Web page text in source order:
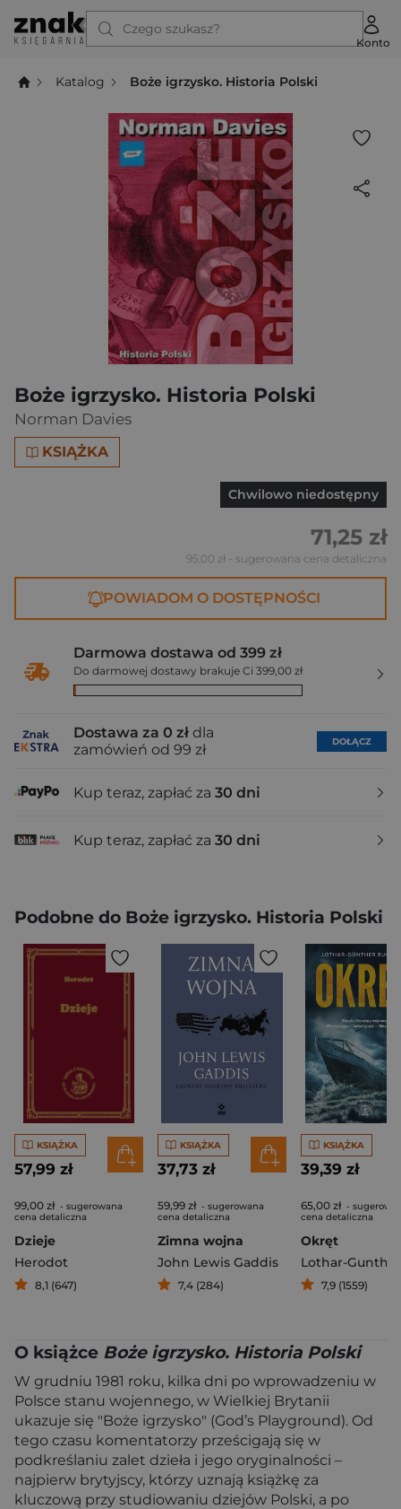
Czego szukasz?
Konto
Katalog Boże igrzysko. Historia Polski
Boże igrzysko. Historia Polski
Norman Davies
KSIĄŻKA
Chwilowo niedostępny
71,25 zł
95,00 zł - sugerowana cena detaliczna
POWIADOM O DOSTĘPNOŚCI
Darmowa dostawa od 399 zł
Do darmowej dostawy brakuje Ci 399,00 zł
Dostawa za 0 zł dla
zamówień od 99 zł
DOŁĄCZ
Kup teraz, zapłać za 30 dni
Kup teraz, zapłać za 30 dni
Podobne do Boże igrzysko. Historia Polski
KSIĄŻKA
57,99 zł
99,00 zł - sugerowana
cena detaliczna
Dzieje
Herodot
8,1 (647)
KSIĄŻKA
37,73 zł
59,99 zł - sugerowana
cena detaliczna
Zimna wojna
John Lewis Gaddis
7,4 (284)
KSIĄŻKA
39,39 zł
65,00 zł -
cena detaliczna
Okręt
7,9 (1559)
O książce Boże igrzysko. Historia Polski
W grudniu 1981 roku, kilka dni po wprowadzeniu w
Polsce stanu wojennego, w Wielkiej Brytanii
ukazuje się "Boże igrzysko" (God’s Playground). Od
tego czasu komentatorzy prześcigają się w
podkreślaniu zalet dzieła i jego oryginalności –
najpierw brytyjscy, którzy uznają książkę za
kluczową przy studiowaniu dziejów Polski, a po